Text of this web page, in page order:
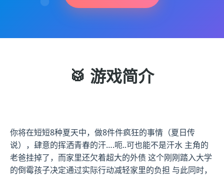
🥁 游戏简介
你将在短短8种夏天中，做8件件疯狂的事情（夏日传
说），肆意的挥洒青春的汗….呃..可也能不是汗水 主角的
老爸挂掉了，而家里还欠着超大的外债 这个刚刚踏入大学
的倒霉孩子决定通过实际行动减轻家里的负担 与此同时，